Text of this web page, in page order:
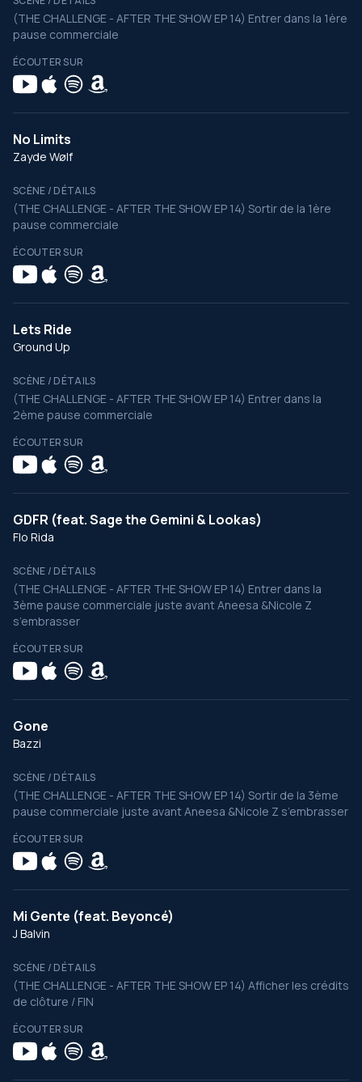
(THE CHALLENGE - AFTER THE SHOW EP 14) Entrer dans la 1ère
pause commerciale
ÉCOUTER SUR
No Limits
Zayde Wølf
SCÈNE / DÉTAILS
(THE CHALLENGE - AFTER THE SHOW EP 14) Sortir de la 1ère
pause commerciale
ÉCOUTER SUR
Lets Ride
Ground Up
SCÈNE / DÉTAILS
(THE CHALLENGE - AFTER THE SHOW EP 14) Entrer dans la
2ème pause commerciale
ÉCOUTER SUR
GDFR (feat. Sage the Gemini & Lookas)
Flo Rida
SCÈNE / DÉTAILS
(THE CHALLENGE - AFTER THE SHOW EP 14) Entrer dans la
3ème pause commerciale juste avant Aneesa &Nicole Z
s’embrasser
ÉCOUTER SUR
Gone
Bazzi
SCÈNE / DÉTAILS
(THE CHALLENGE - AFTER THE SHOW EP 14) Sortir de la 3ème
pause commerciale juste avant Aneesa &Nicole Z s’embrasser
ÉCOUTER SUR
Mi Gente (feat. Beyoncé)
J Balvin
SCÈNE / DÉTAILS
(THE CHALLENGE - AFTER THE SHOW EP 14) Afficher les crédits
de clôture / FIN
ÉCOUTER SUR